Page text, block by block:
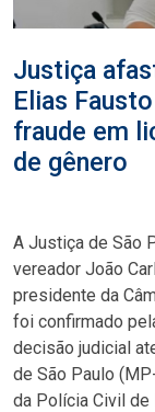
Justiça
Elias
fraude em
de gênero
A Justiça de São
vereador João
presidente da
foi confirmado
decisão judicial
de São Paulo
da Polícia Civil de